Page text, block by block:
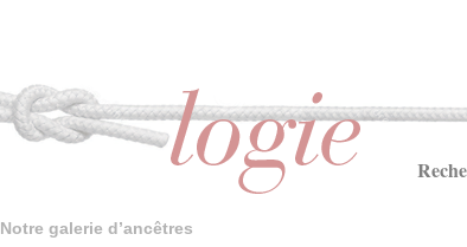
Notre galerie d’ancêtres